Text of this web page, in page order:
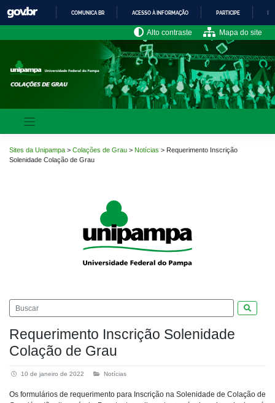
para
o
conteúdo
IR
PARA
O
CONTEÚDO
COMUNICA BR ACESSO À INFORMAÇÃO PARTICIPE
Alto contraste Mapa do site
Sites da Unipampa > Colações de Grau > Notícias > Requerimento Inscrição
Solenidade Colação de Grau
Requerimento Inscrição Solenidade
Colação de Grau
10 de janeiro de 2022 Notícias
Os formulários de requerimento para Inscrição na Solenidade de Colação de